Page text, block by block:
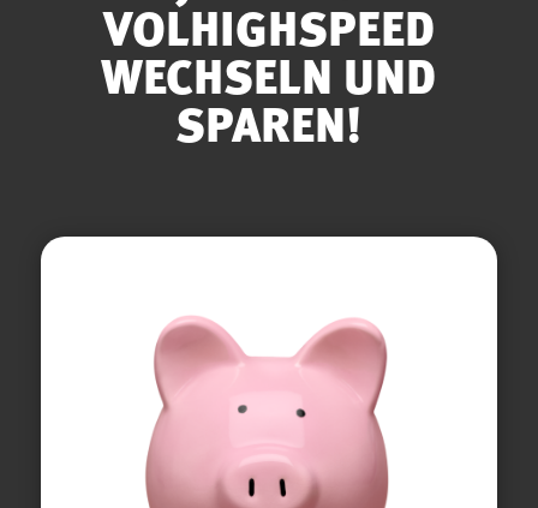
VOLHIGHSPEED
WECHSELN UND
SPAREN!